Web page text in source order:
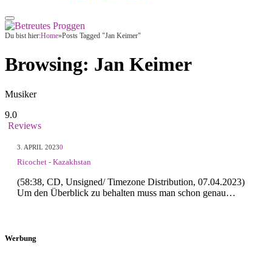
Du bist hier:Home»Posts Tagged "Jan Keimer"
Browsing: Jan Keimer
Musiker
9.0
Reviews
3. APRIL 20230
Ricochet - Kazakhstan
(58:38, CD, Unsigned/ Timezone Distribution, 07.04.2023)
Um den Überblick zu behalten muss man schon genau…
Werbung